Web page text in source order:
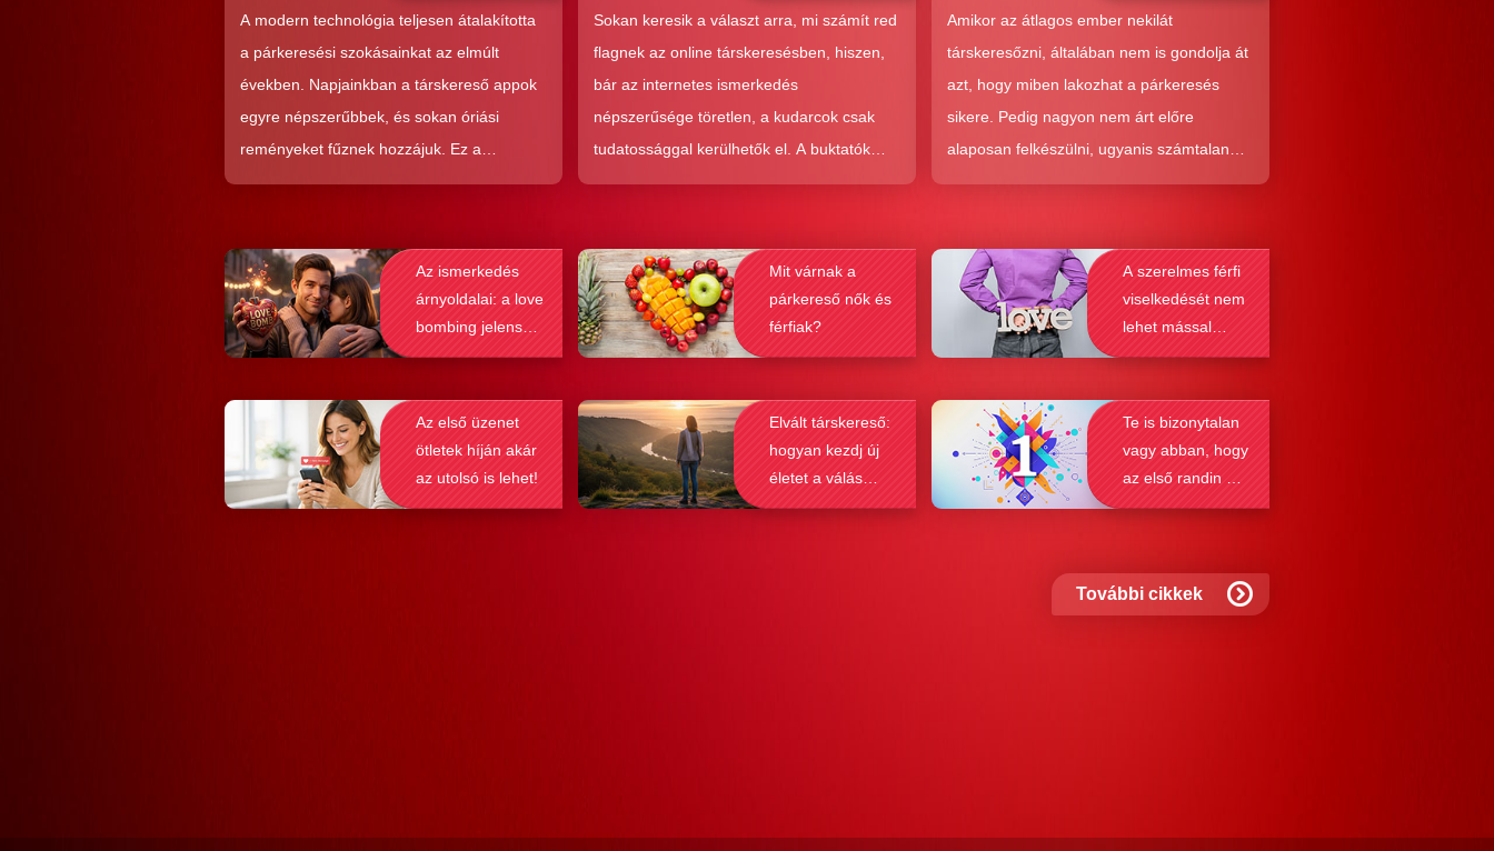
komoly kapcsolat
kialakításához?
A modern technológia teljesen átalakította
a párkeresési szokásainkat az elmúlt
években. Napjainkban a társkereső appok
egyre népszerűbbek, és sokan óriási
reményeket fűznek hozzájuk. Ez a
közkedveltség egyáltalán nem véletlen,
nagyon könnyen és gyorsan lehet sikereket
elérni a flörtölésben. A legfőbb kérdés
azonban az, hogy ezek az alkalmazások
valóban hozzásegítenek-e minket egy
Sokan keresik a választ arra, mi számít red
flagnek az online társkeresésben, hiszen,
bár az internetes ismerkedés
népszerűsége töretlen, a kudarcok csak
tudatossággal kerülhetők el. A buktatók
ellenére ez a társkeresési forma joggal
hatékonyság, amit ad, nehezen
felülmúlható.
Amikor az átlagos ember nekilát
társkeresőzni, általában nem is gondolja át
azt, hogy miben lakozhat a párkeresés
sikere. Pedig nagyon nem árt előre
alaposan felkészülni, ugyanis számtalan
kudarctól képes megmenteni téged is az,
társkeresés működését, a párkapcsolatok
sikerének a receptjét, melyeket vizsgálva
bebizonyosodik, hogy a kötődési típusok
befolyásolják a társkeresést.
Az ismerkedés
árnyoldalai: a love
bombing jelenség
felismerése
Mit várnak a
párkereső nők és
férfiak?
A szerelmes férfi
viselkedését nem
lehet mással
összetéveszteni
Az első üzenet
ötletek híján akár
az utolsó is lehet!
Elvált társkereső:
hogyan kezdj új
életet a válás
után?
Te is bizonytalan
vagy abban, hogy
az első randin mit
szabad és mit
További cikkek